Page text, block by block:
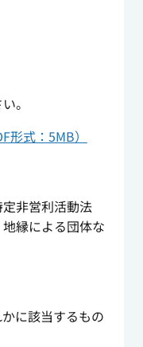
。
形式：5MB）
非営利活動法
縁による団体な
該当するもの